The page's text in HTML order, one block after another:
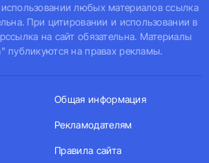
любых материалов ссылка
При цитировании и использовании в
на сайт обязательна. Материалы
публикуются на правах рекламы.
Общая информация
Рекламодателям
Правила сайта